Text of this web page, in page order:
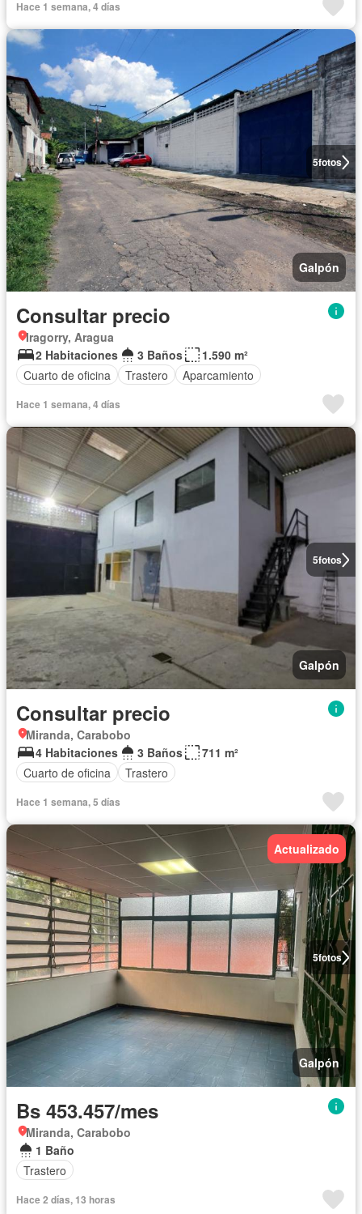
Hace 1 semana, 4 días
5fotos
Galpón
Consultar precio
Iragorry, Aragua
2 Habitaciones
3 Baños
1.590 m²
Cuarto de oficina
Trastero Aparcamiento
Hace 1 semana, 4 días
5fotos
Galpón
Consultar precio
Miranda, Carabobo
4 Habitaciones
3 Baños
711 m²
Cuarto de oficina
Trastero
Hace 1 semana, 5 días
5fotos
Actualizado
Galpón
Bs 453.457/mes
Miranda, Carabobo
1 Baño
Trastero
Hace 2 días, 13 horas